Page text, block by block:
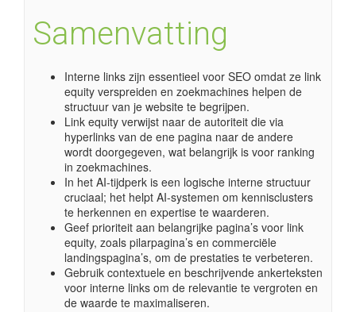
Samenvatting
Interne links zijn essentieel voor SEO omdat ze link
equity verspreiden en zoekmachines helpen de
structuur van je website te begrijpen.
Link equity verwijst naar de autoriteit die via
hyperlinks van de ene pagina naar de andere
wordt doorgegeven, wat belangrijk is voor ranking
in zoekmachines.
In het AI-tijdperk is een logische interne structuur
cruciaal; het helpt AI-systemen om kennisclusters
te herkennen en expertise te waarderen.
Geef prioriteit aan belangrijke pagina’s voor link
equity, zoals pilarpagina’s en commerciële
landingspagina’s, om de prestaties te verbeteren.
Gebruik contextuele en beschrijvende ankerteksten
voor interne links om de relevantie te vergroten en
de waarde te maximaliseren.